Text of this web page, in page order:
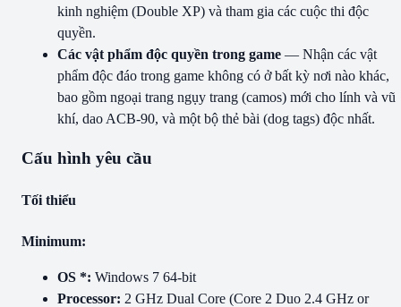
kinh nghiệm (Double XP) và tham gia các cuộc thi độc
quyền.
Các vật phẩm độc quyền trong game — Nhận các vật
phẩm độc đáo trong game không có ở bất kỳ nơi nào khác,
bao gồm ngoại trang ngụy trang (camos) mới cho lính và vũ
khí, dao ACB-90, và một bộ thẻ bài (dog tags) độc nhất.
Cấu hình yêu cầu
Tối thiểu
Minimum:
OS *: Windows 7 64-bit
Processor: 2 GHz Dual Core (Core 2 Duo 2.4 GHz or